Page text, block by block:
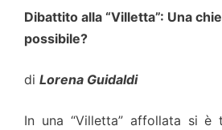
Dibattito alla “Villetta”: Una
possibile?
di Lorena Guidaldi
In una “Villetta” affollata si è